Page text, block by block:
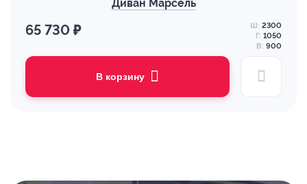
Диван Марсель
65 730 ₽ Ш: 2300
Г: 1050
В: 900
В корзину